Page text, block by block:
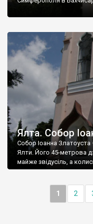
Ялта. Собор
Собор Іоанна
Ялти. Його 45-метрова
майже звідусіль, а
1 2